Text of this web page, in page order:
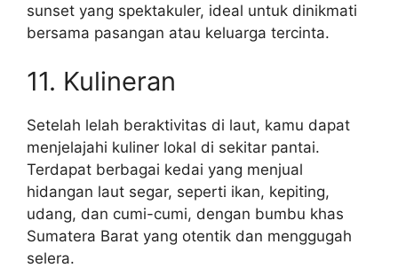
sunset yang spektakuler, ideal untuk dinikmati
bersama pasangan atau keluarga tercinta.
11. Kulineran
Setelah lelah beraktivitas di laut, kamu dapat
menjelajahi kuliner lokal di sekitar pantai.
Terdapat berbagai kedai yang menjual
hidangan laut segar, seperti ikan, kepiting,
udang, dan cumi-cumi, dengan bumbu khas
Sumatera Barat yang otentik dan menggugah
selera.